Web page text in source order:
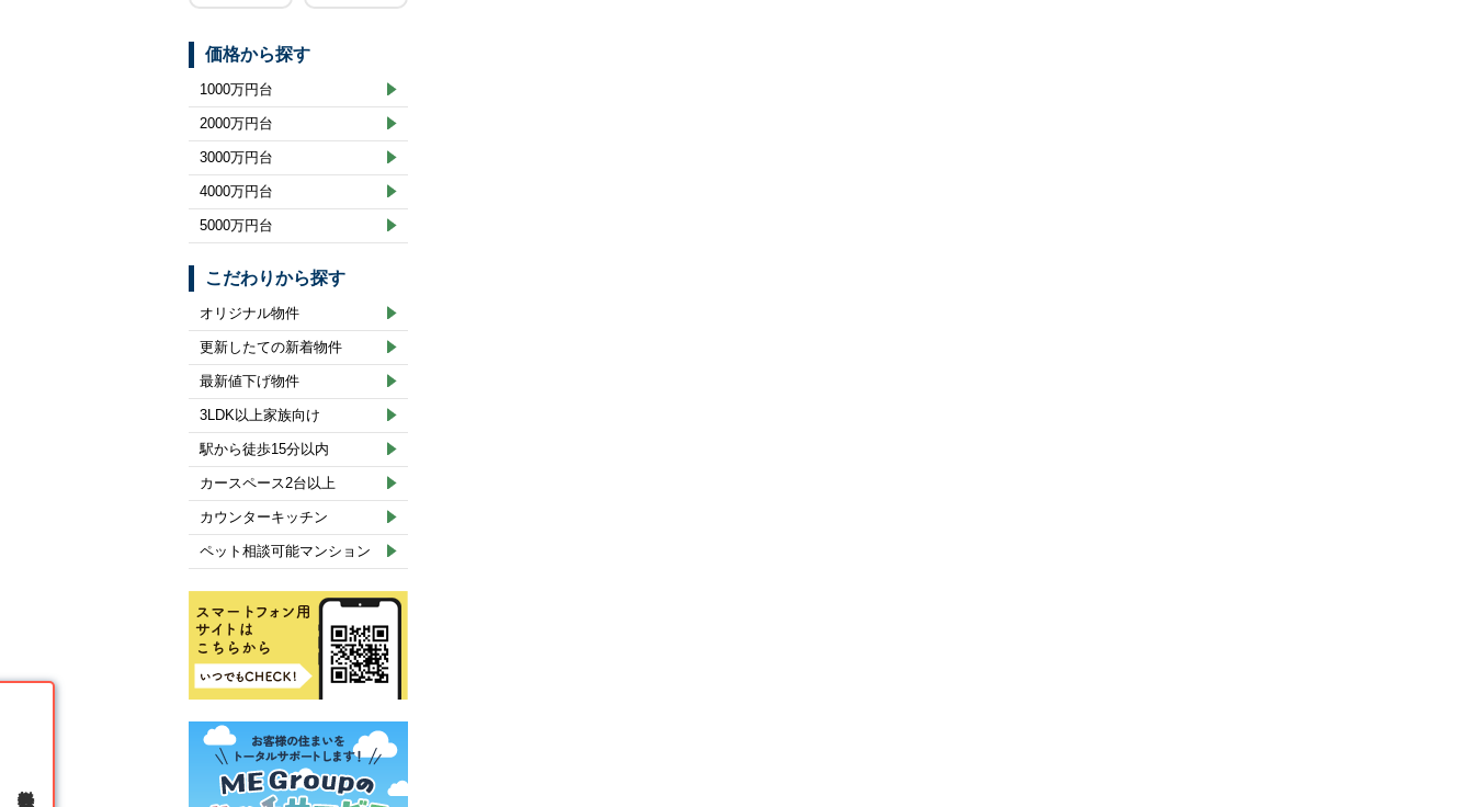
価格から探す
1000万円台
2000万円台
3000万円台
4000万円台
5000万円台
こだわりから探す
オリジナル物件
更新したての新着物件
最新値下げ物件
3LDK以上家族向け
駅から徒歩15分以内
カースペース2台以上
カウンターキッチン
ペット相談可能マンション